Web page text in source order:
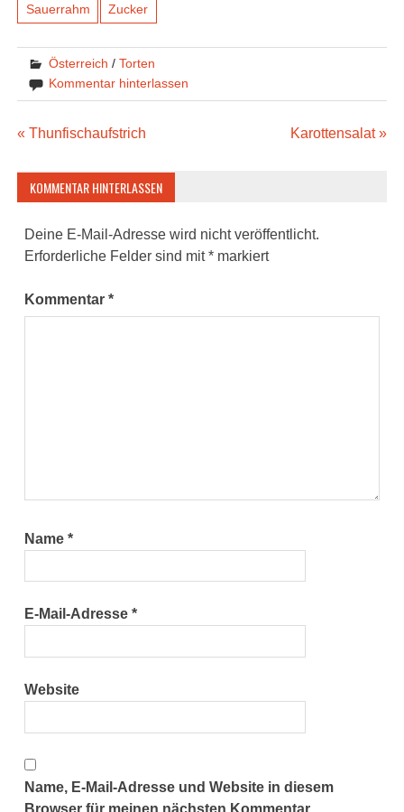
Sauerrahm Zucker
Österreich /Torten
Kommentar hinterlassen
Beitragsnavigation
« Thunfischaufstrich Karottensalat »
KOMMENTAR HINTERLASSEN
Deine E-Mail-Adresse wird nicht veröffentlicht.
Erforderliche Felder sind mit* markiert
Kommentar*
Name*
E-Mail-Adresse*
Website
Name, E-Mail-Adresse und Website in diesem
Browser für meinen nächsten Kommentar